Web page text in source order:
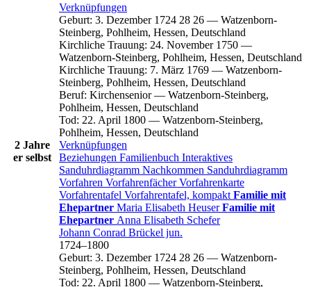
2 Jahre
er selbst
Verknüpfungen
Geburt: 3. Dezember 1724 28 26 — Watzenborn-
Steinberg, Pohlheim, Hessen, Deutschland
Kirchliche Trauung: 24. November 1750 —
Watzenborn-Steinberg, Pohlheim, Hessen, Deutschland
Kirchliche Trauung: 7. März 1769 — Watzenborn-
Steinberg, Pohlheim, Hessen, Deutschland
Beruf: Kirchensenior— Watzenborn-Steinberg,
Pohlheim, Hessen, Deutschland
Tod: 22. April 1800 — Watzenborn-Steinberg,
Pohlheim, Hessen, Deutschland
Verknüpfungen
Beziehungen Familienbuch Interaktives
Sanduhrdiagramm Nachkommen Sanduhrdiagramm
Vorfahren VorfahrenfächerVorfahrenkarte
Vorfahrentafel Vorfahrentafel, kompakt Familie mit
Ehepartner Maria Elisabeth Heuser Familie mit
Ehepartner Anna Elisabeth Schefer
Johann Conrad Brückel jun.
1724–1800
Geburt: 3. Dezember 1724 28 26 — Watzenborn-
Steinberg, Pohlheim, Hessen, Deutschland
Tod: 22. April 1800 — Watzenborn-Steinberg,